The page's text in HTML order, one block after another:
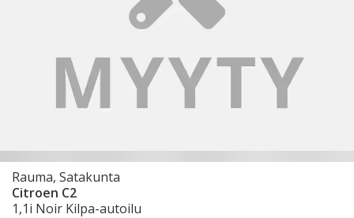
Rauma, Satakunta
Citroen C2
1,1i Noir Kilpa-autoilu